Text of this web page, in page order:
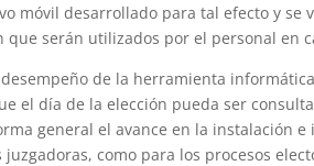
móvil desarrollado para tal efecto y
que serán utilizados por el personal en
de la herramienta
el día de la elección pueda ser
general el avance en la instalación
como para los procesos